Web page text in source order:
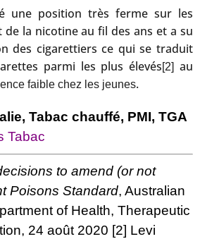
une position très ferme sur les
la nicotine au fil des ans et a su
des cigarettiers ce qui se traduit
parmi les plus élevés[2] au
faible chez les jeunes.
Tabac chauffé, PMI, TGA
Tabac
to amend (or not
Poisons Standard, Australian
of Health, Therapeutic
24 août 2020 [2] Levi